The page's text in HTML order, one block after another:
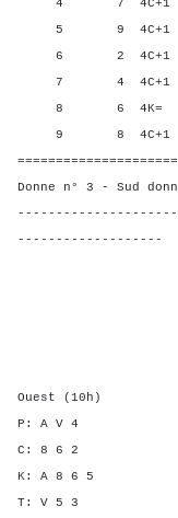
4 7 4C+1
5 9
6 2
7 4
8 6 4K=
9 8
Donne n° 3 - Sud
-------------------
Nord
P:
C: A
K:
T:
Ouest
P: A
C: 8
K: A
T: V